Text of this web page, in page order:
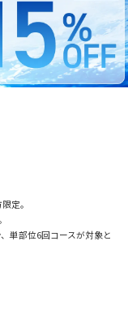
定。
単部位6回コースが対象と